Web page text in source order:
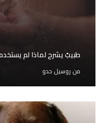
طبيبٌ يشرح لماذا لم
من روسيل حدو